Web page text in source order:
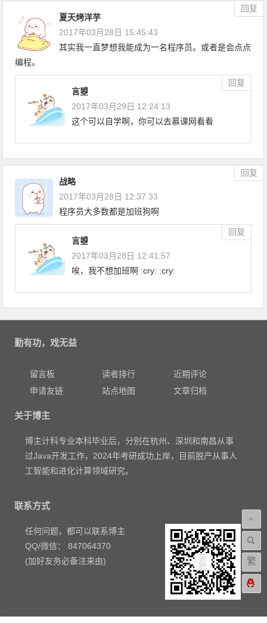
夏天烤洋芋
回复
2017年03月28日 15:45:43
其实我一直梦想我能成为一名程序员。或者是会点点
编程。
言曌
回复
2017年03月29日 12:24:13
这个可以自学啊，你可以去慕课网看看
战略
回复
2017年03月28日 12:37:33
程序员大多数都是加班狗啊
言曌
回复
2017年03月28日 12:41:57
唉，我不想加班啊 :cry: :cry:
勤有功，戏无益
留言板 读者排行
近期评论
申请友链
站点地图 文章归档
关于博主
博主计科专业本科毕业后，分别在杭州、深圳和南昌从事
过Java开发工作，2024年考研成功上岸，目前脱产从事人
工智能和进化计算领域研究。
联系方式
任何问题，都可以联系博主
QQ/微信： 847064370
(加好友务必备注来由)
繁